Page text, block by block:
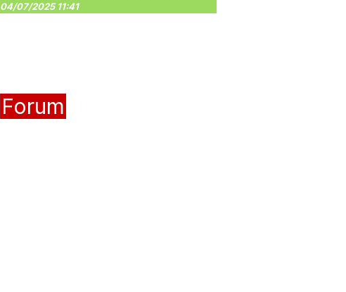
04/07/2025 11:41
Forum